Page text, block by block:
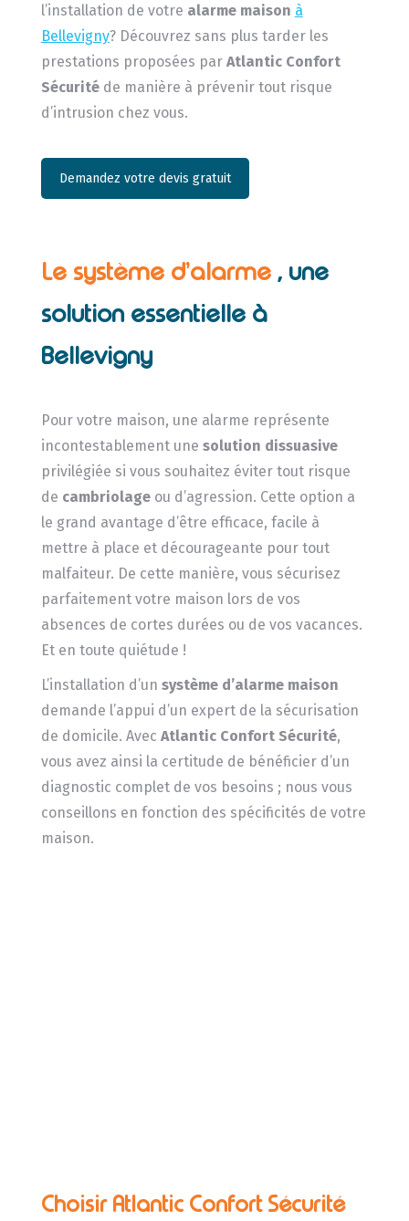
l’installation de votre alarme maison à
Bellevigny? Découvrez sans plus tarder les
prestations proposées par Atlantic Confort
Sécuritéde manière à prévenir tout risque
d’intrusion chez vous.
Demandez votre devis gratuit
Le système d’alarme , une
solution essentielle à
Bellevigny
Pour votre maison, une alarme représente
incontestablement une solution dissuasive
privilégiée si vous souhaitez éviter tout risque
de cambriolageou d’agression. Cette option a
le grand avantage d’être efficace, facile à
mettre à place et décourageante pour tout
malfaiteur. De cette manière, vous sécurisez
parfaitement votre maison lors de vos
absences de cortes durées ou de vos vacances.
Et en toute quiétude !
L’installation d’un système d’alarme maison
demande l’appui d’un expert de la sécurisation
de domicile. Avec Atlantic Confort Sécurité,
vous avez ainsi la certitude de bénéficier d’un
diagnostic complet de vos besoins ; nous vous
conseillons en fonction des spécificités de votre
maison.
Choisir Atlantic Confort Sécurité